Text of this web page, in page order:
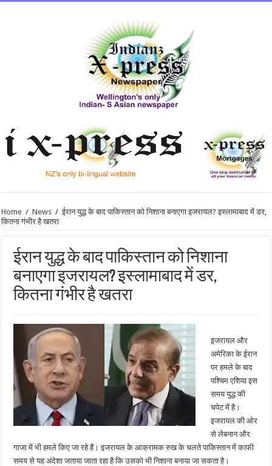
Home / News / ईरान युद्ध के बाद पाकिस्तान को निशाना बनाएगा इजरायल? इस्लामाबाद में डर,
कितना गंभीर है खतरा
ईरान युद्ध के बाद पाकिस्तान को निशाना
बनाएगा इजरायल? इस्लामाबाद में डर,
कितना गंभीर है खतरा
इजरायल और
अमेरिका के ईरान
पर हमले के बाद
पश्चिम एशिया इस
समय युद्ध की
चपेट में है।
इजरायल की ओर
से लेबनान और
गाजा में भी हमले किए जा रहे हैं। इजरायल के आक्रामक रुख के चलते पाकिस्तान में काफी
समय से यह अंदेशा जताया जाता रहा है कि उसको भी निशाना बनाया जा सकता है।